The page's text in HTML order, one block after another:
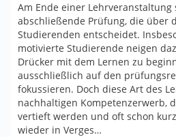
Am Ende einer
abschließende Prüfung, die über
Studierenden entscheidet.
motivierte Studierende neigen
Drücker mit dem Lernen zu
ausschließlich auf den
fokussieren. Doch diese Art des
nachhaltigen Kompetenzerwerb,
vertieft werden und oft schon
wieder in Verges…